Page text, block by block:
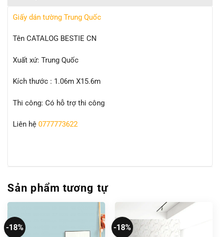
Giấy dán tường Trung Quốc
Tên CATALOG BESTIE CN
Xuất xứ: Trung Quốc
Kích thước : 1.06m X15.6m
Thi công: Có hỗ trợ thi công
Liên hệ 0777773622
Sản phẩm tương tự
-18% -18%